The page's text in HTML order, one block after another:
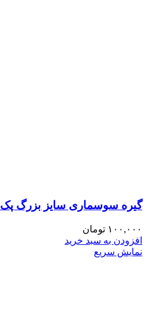
گیره سوسماری سایز بزرگ پک 10 عددی
۱۰۰,۰۰۰ تومان
افزودن به سبد خرید
نمایش سریع